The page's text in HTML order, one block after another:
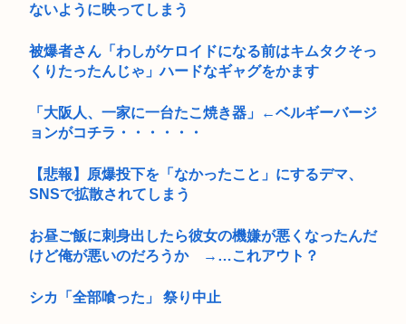
ないように映ってしまう
被爆者さん「わしがケロイドになる前はキムタクそっ
くりたったんじゃ」ハードなギャグをかます
「大阪人、一家に一台たこ焼き器」←ベルギーバージ
ョンがコチラ・・・・・・
【悲報】原爆投下を「なかったこと」にするデマ、
SNSで拡散されてしまう
お昼ご飯に刺身出したら彼女の機嫌が悪くなったんだ
けど俺が悪いのだろうか →…これアウト？
シカ「全部喰った」 祭り中止